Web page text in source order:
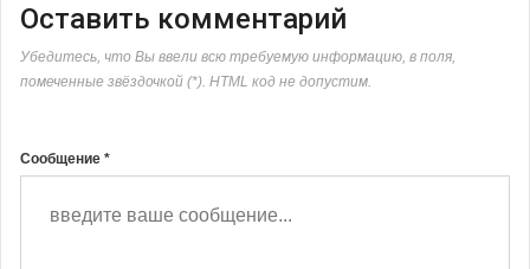
Оставить комментарий
Убедитесь, что Вы ввели всю требуемую информацию, в поля,
помеченные звёздочкой (*). HTML код не допустим.
Сообщение *